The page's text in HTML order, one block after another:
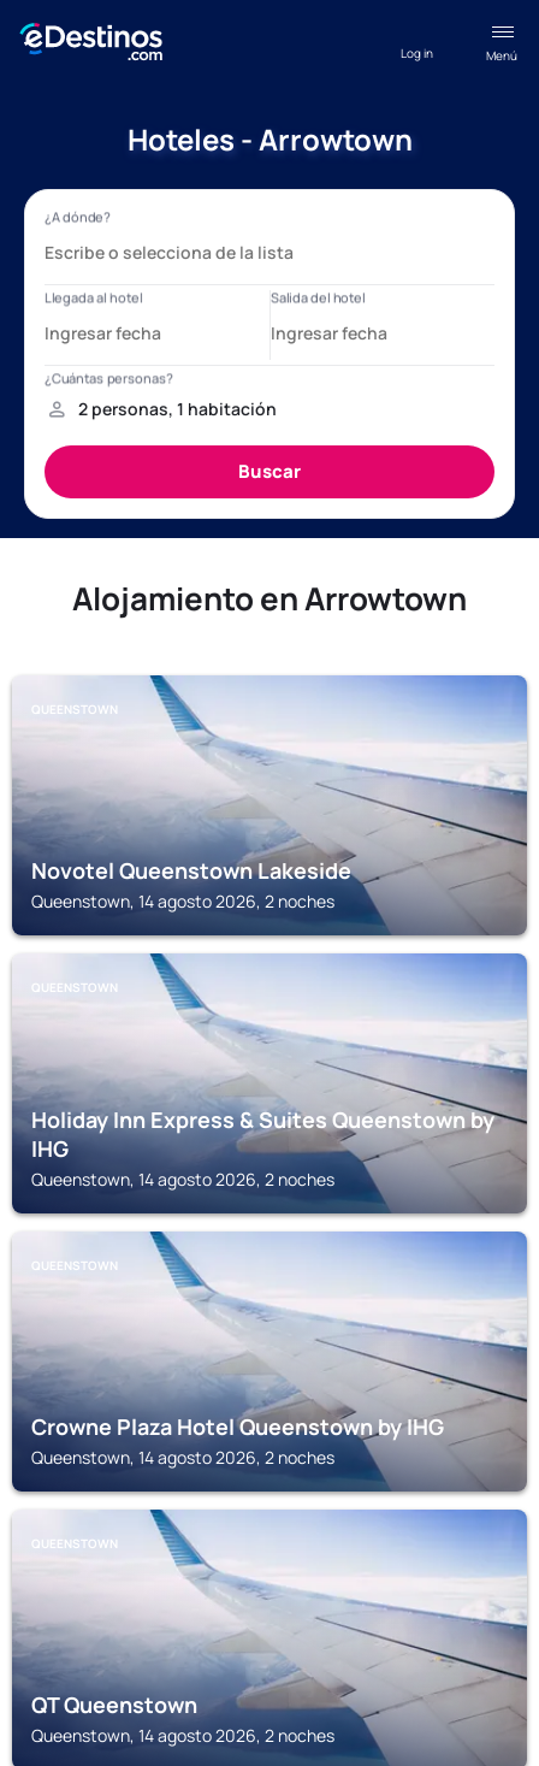
Menú
Log in
Hoteles - Arrowtown
Alojamiento en Arrowtown
QUEENSTOWN
Novotel Queenstown Lakeside
Queenstown, 14 agosto 2026, 2 noches
QUEENSTOWN
Holiday Inn Express & Suites Queenstown by
IHG
Queenstown, 14 agosto 2026, 2 noches
QUEENSTOWN
Crowne Plaza Hotel Queenstown by IHG
Queenstown, 14 agosto 2026, 2 noches
QUEENSTOWN
QT Queenstown
Queenstown, 14 agosto 2026, 2 noches